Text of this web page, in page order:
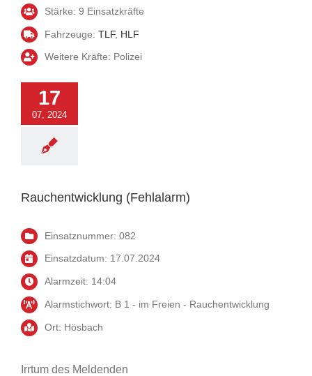
Stärke: 9 Einsatzkräfte
Fahrzeuge: TLF, HLF
Weitere Kräfte: Polizei
17
07, 2024
Rauchentwicklung (Fehlalarm)
Einsatznummer: 082
Einsatzdatum: 17.07.2024
Alarmzeit: 14:04
Alarmstichwort: B 1 - im Freien - Rauchentwicklung
Ort: Hösbach
Irrtum des Meldenden